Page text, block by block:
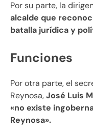
Por su parte, la
alcalde que
batalla jurídica y
Funciones
Por otra parte, el
Reynosa,José Luis
«no existe
Reynosa».